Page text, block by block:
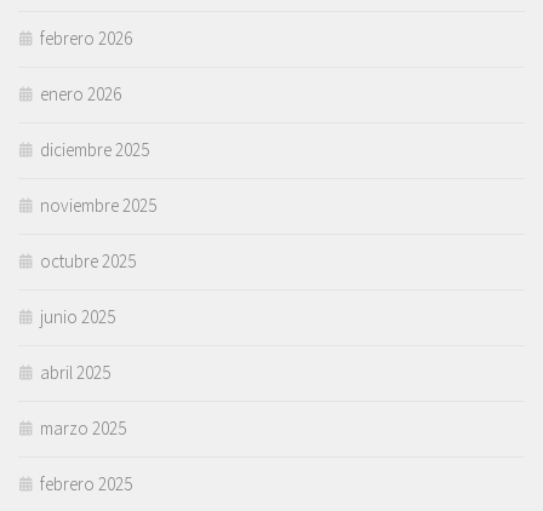
febrero 2026
enero 2026
diciembre 2025
noviembre 2025
octubre 2025
junio 2025
abril 2025
marzo 2025
febrero 2025